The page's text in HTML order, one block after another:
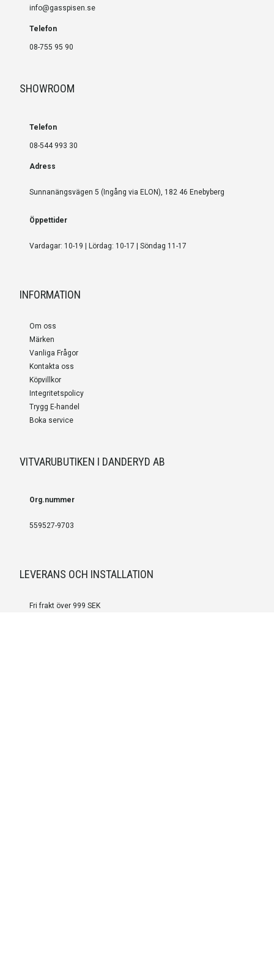
info@gasspisen.se
Telefon
08-755 95 90
SHOWROOM
Telefon
08-544 993 30
Adress
Sunnanängsvägen 5 (Ingång via ELON), 182 46 Enebyberg
Öppettider
Vardagar: 10-19 | Lördag: 10-17 | Söndag 11-17
INFORMATION
Om oss
Märken
Vanliga Frågor
Kontakta oss
Köpvillkor
Integritetspolicy
Trygg E-handel
Boka service
VITVARUBUTIKEN I DANDERYD AB
Org.nummer
559527-9703
LEVERANS OCH INSTALLATION
Fri frakt över 999 SEK